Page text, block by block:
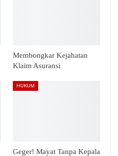
Membongkar Kejahatan
Klaim Asuransi
HUKUM
Geger! Mayat Tanpa Kepala